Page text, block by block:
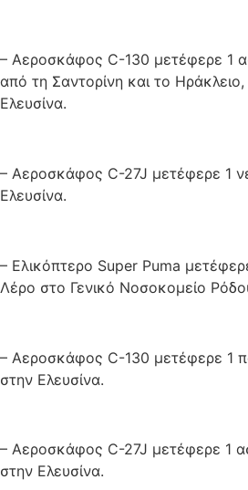
– Αεροσκάφος C-130 μετέφερε 1
από τη Σαντορίνη και το
Ελευσίνα.
– Αεροσκάφος C-27J μετέφερε 1
Ελευσίνα.
– Ελικόπτερο Super Puma
Λέρο στο Γενικό Νοσοκομείο
– Αεροσκάφος C-130 μετέφερε 1
στην Ελευσίνα.
– Αεροσκάφος C-27J μετέφερε 1
στην Ελευσίνα.